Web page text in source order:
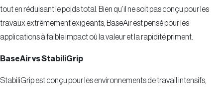
tout en réduisant le poids total. Bien qu’il ne soit pas conçu pour les
travaux extrêmement exigeants, BaseAir est pensé pour les
applications à faible impact où la valeur et la rapidité priment.
BaseAir vs StabiliGrip
StabiliGrip est conçu pour les environnements de travail intensifs,